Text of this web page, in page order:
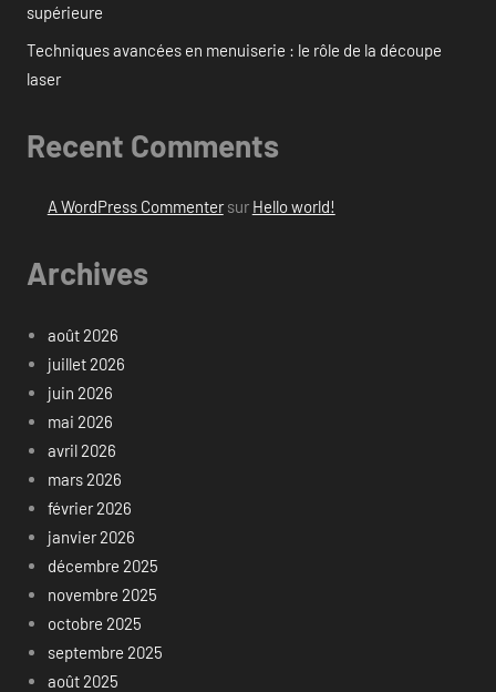
supérieure
Techniques avancées en menuiserie : le rôle de la découpe
laser
Recent Comments
A WordPress Commentersur Hello world!
Archives
août 2026
juillet 2026
juin 2026
mai 2026
avril 2026
mars 2026
février 2026
janvier 2026
décembre 2025
novembre 2025
octobre 2025
septembre 2025
août 2025